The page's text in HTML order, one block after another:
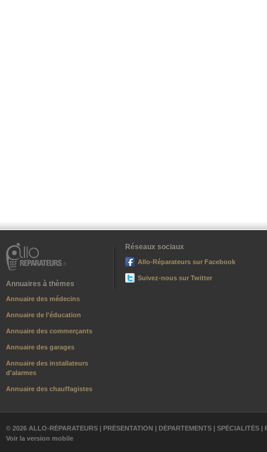
Annuaires à thèmes
Annuaire des médecins
Annuaire de l'éducation
Annuaire des commerçants
Annuaire des garages
Annuaire des installateurs
d'alarmes
Annuaire des chauffagistes
Réseaux sociaux
Allo-Réparateurs sur Facebook
Suivez-nous sur Twitter
© 2026 ALLO-RÉPARATEURS | PRÉSENTATION | DÉPARTEMENTS | SPÉCIALITÉS |
Voir la version mobile